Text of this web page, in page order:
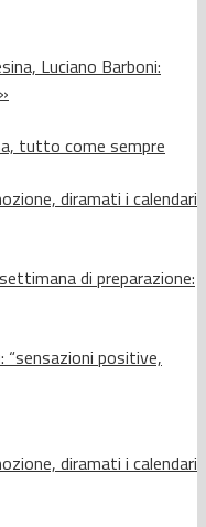
Luciano Barboni:
tutto come sempre
diramati i calendari
di preparazione:
“sensazioni positive,
diramati i calendari